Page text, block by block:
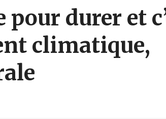
durer et
climatique,